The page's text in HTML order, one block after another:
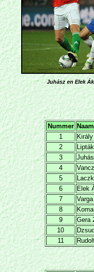
Juhász en Elek
Nummer Naam
1
2
3
4
5
6
Elek
7
8
9
Gera
10
11